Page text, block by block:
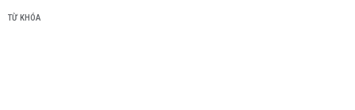
TỪ KHÓA